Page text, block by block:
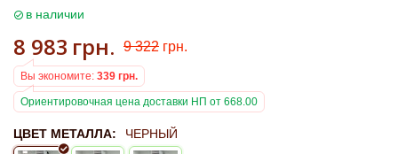
в наличии
8 983 грн. 9 322 грн.
Вы экономите: 339 грн.
Ориентировочная цена доставки НП от 668.00
ЦВЕТ МЕТАЛЛА: ЧЕРНЫЙ